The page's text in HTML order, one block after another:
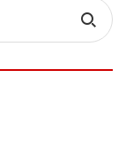
検